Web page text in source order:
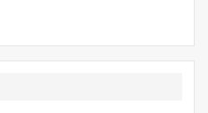
能会铤而走险破坏环境。黄烨
估以前的“专业化依赖”
模式，具体细节可能会在今